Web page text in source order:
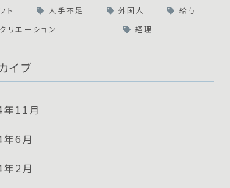
ト
人手不足 外国人
給与
リエーション
経理
イブ
11月
6月
2月